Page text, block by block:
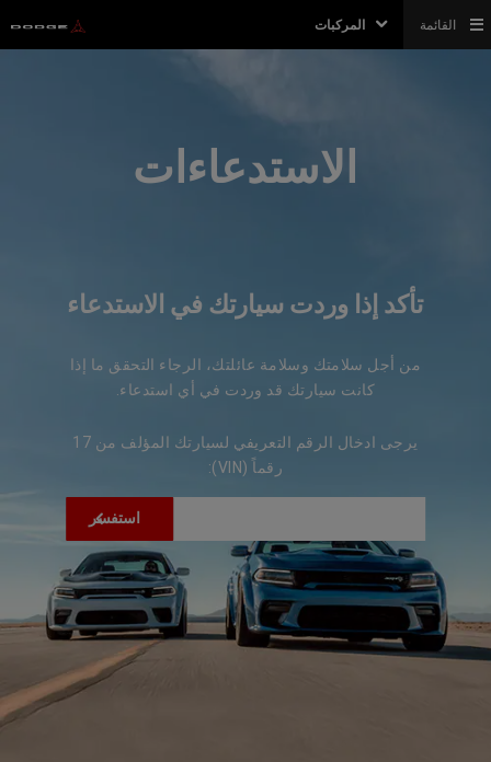
المركبات القائمة
الاستدعاءات
تأكد إذا وردت سيارتك في الاستدعاء
من أجل سلامتك وسلامة عائلتك، الرجاء التحقق ما إذا
كانت سيارتك قد وردت في أي استدعاء.
يرجى ادخال الرقم التعريفي لسيارتك المؤلف من 17
رقماً (VIN):
استفسر